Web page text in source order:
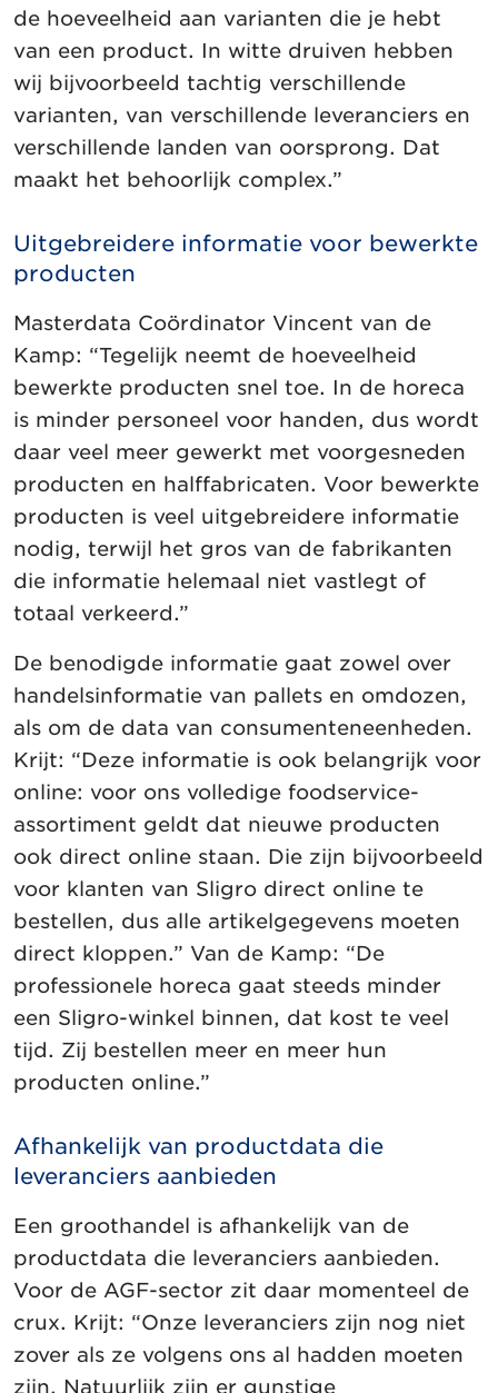
de hoeveelheid aan varianten die je hebt
van een product. In witte druiven hebben
wij bijvoorbeeld tachtig verschillende
varianten, van verschillende leveranciers en
verschillende landen van oorsprong. Dat
maakt het behoorlijk complex.”
Uitgebreidere informatie voor bewerkte
producten
Masterdata Coördinator Vincent van de
Kamp: “Tegelijk neemt de hoeveelheid
bewerkte producten snel toe. In de horeca
is minder personeel voor handen, dus wordt
daar veel meer gewerkt met voorgesneden
producten en halffabricaten. Voor bewerkte
producten is veel uitgebreidere informatie
nodig, terwijl het gros van de fabrikanten
die informatie helemaal niet vastlegt of
totaal verkeerd.”
De benodigde informatie gaat zowel over
handelsinformatie van pallets en omdozen,
als om de data van consumenteneenheden.
Krijt: “Deze informatie is ook belangrijk voor
online: voor ons volledige foodservice-
assortiment geldt dat nieuwe producten
ook direct online staan. Die zijn bijvoorbeeld
voor klanten van Sligro direct online te
bestellen, dus alle artikelgegevens moeten
direct kloppen.” Van de Kamp: “De
professionele horeca gaat steeds minder
een Sligro-winkel binnen, dat kost te veel
tijd. Zij bestellen meer en meer hun
producten online.”
Afhankelijk van productdata die
leveranciers aanbieden
Een groothandel is afhankelijk van de
productdata die leveranciers aanbieden.
Voor de AGF-sector zit daar momenteel de
crux. Krijt: “Onze leveranciers zijn nog niet
zover als ze volgens ons al hadden moeten
zijn. Natuurlijk zijn er gunstige